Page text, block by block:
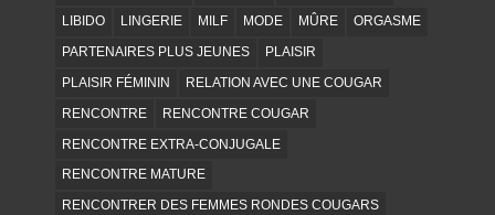
LIBIDO
LINGERIE MILF MODE MÛRE
ORGASME
PARTENAIRES PLUS JEUNES
PLAISIR
PLAISIR FÉMININ
RELATION AVEC UNE COUGAR
RENCONTRE
RENCONTRE COUGAR
RENCONTRE EXTRA-CONJUGALE
RENCONTRE MATURE
RENCONTRER DES FEMMES RONDES COUGARS